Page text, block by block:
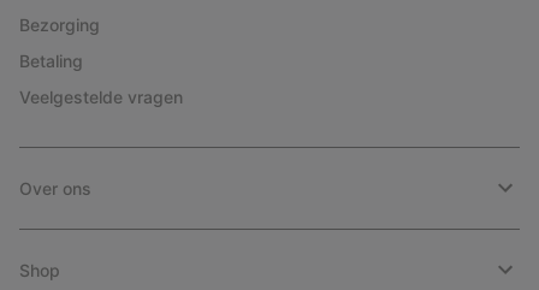
Bezorging
Betaling
Veelgestelde vragen
Over ons
Shop